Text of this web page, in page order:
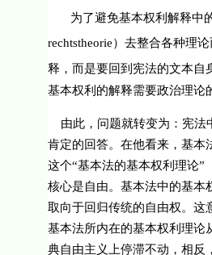
为了避免基本权利解释中
rechtstheorie）去整合各种理论
释，而是要回到宪法的文本自
基本权利的解释需要政治理论
由此，问题就转变为：宪
肯定的回答。在他看来，基本
这个“基本法的基本权利理论”
核心是自由。基本法中的基本
取向于回归传统的自由权。这
基本法所内在的基本权利理论
典自由主义上停滞不动，相反